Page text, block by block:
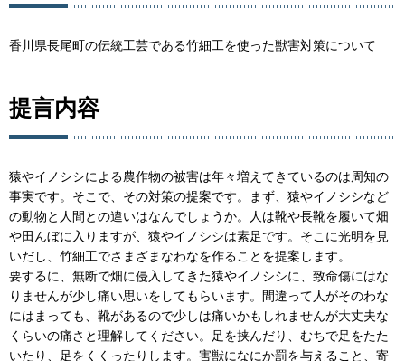
香川県長尾町の伝統工芸である竹細工を使った獣害対策について
提言内容
猿やイノシシによる農作物の被害は年々増えてきているのは周知の
事実です。そこで、その対策の提案です。まず、猿やイノシシなど
の動物と人間との違いはなんでしょうか。人は靴や長靴を履いて畑
や田んぼに入りますが、猿やイノシシは素足です。そこに光明を見
いだし、竹細工でさまざまなわなを作ることを提案します。
要するに、無断で畑に侵入してきた猿やイノシシに、致命傷にはな
りませんが少し痛い思いをしてもらいます。間違って人がそのわな
にはまっても、靴があるので少しは痛いかもしれませんが大丈夫な
くらいの痛さと理解してください。足を挟んだり、むちで足をたた
いたり、足をくくったりします。害獣になにか罰を与えること、寄